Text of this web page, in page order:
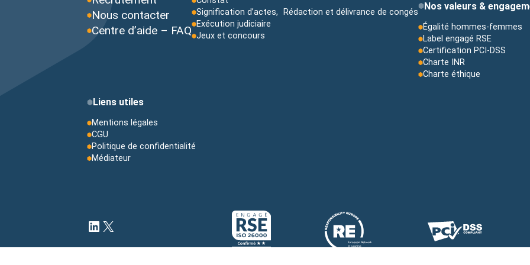
Nous contacter
Centre d’aide – FAQ
Signification d’actes, Rédaction et délivrance de congés
Exécution judiciaire
Jeux et concours
Nos valeurs &
Égalité hommes-femmes
Label engagé RSE
Certification PCI-DSS
Charte INR
Charte éthique
Liens utiles
Mentions légales
CGU
Politique de confidentialité
Médiateur
LinkedIn